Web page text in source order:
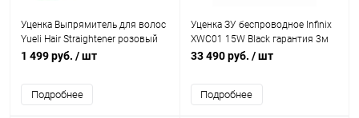
Уценка Выпрямитель для волос
Yueli Hair Straightener розовый
гарантия 3м
1 499 руб. / шт
Подробнее
Уценка ЗУ беспроводное Infinix
XWC01 15W Black гарантия 3м
33 490 руб. / шт
Подробнее